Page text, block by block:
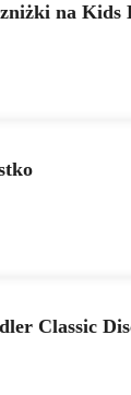
na Kids
Classic